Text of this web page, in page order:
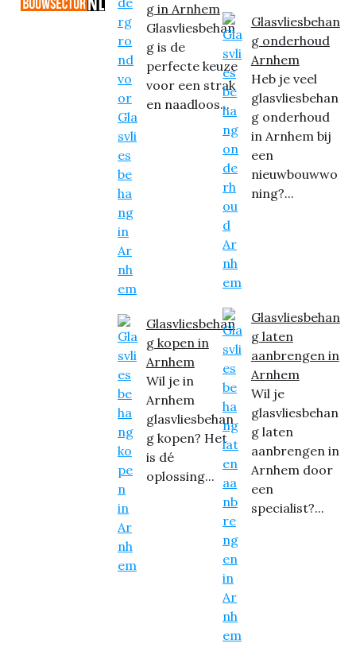
g in Arnhem
Glasvliesbehan
g is de
perfecte keuze
voor een strak
en naadloos...
Glasvliesbehan
g kopen in
Arnhem
Wil je in
Arnhem
glasvliesbehan
g kopen? Het
is dé
oplossing...
Glasvliesbehan
g onderhoud
Arnhem
Heb je veel
glasvliesbehan
g onderhoud
in Arnhem bij
een
nieuwbouwwo
ning?...
Glasvliesbehan
g laten
aanbrengen in
Arnhem
Wil je
glasvliesbehan
g laten
aanbrengen in
Arnhem door
een
specialist?...